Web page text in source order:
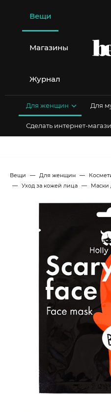
содержимому
Вещи
Магазины
Журнал
Для женщин Для
Сделать интернет-
Вещи Для женщин
Уход за кожей лица
Маски